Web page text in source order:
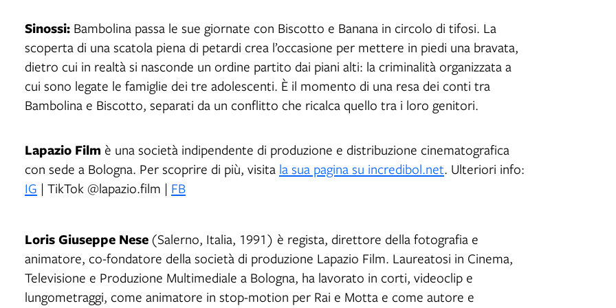
Sinossi: Bambolina passa le sue giornate con Biscotto e Banana in circolo di tifosi. La
scoperta di una scatola piena di petardi crea l’occasione per mettere in piedi una bravata,
dietro cui in realtà si nasconde un ordine partito dai piani alti: la criminalità organizzata a
cui sono legate le famiglie dei tre adolescenti. È il momento di una resa dei conti tra
Bambolina e Biscotto, separati da un conflitto che ricalca quello tra i loro genitori.
Lapazio Film è una società indipendente di produzione e distribuzione cinematografica
con sede a Bologna. Per scoprire di più, visita la sua pagina su incredibol.net. Ulteriori info:
IG | TikTok @lapazio.film | FB
Loris Giuseppe Nese (Salerno, Italia, 1991) è regista, direttore della fotografia e
animatore, co-fondatore della società di produzione Lapazio Film. Laureatosi in Cinema,
Televisione e Produzione Multimediale a Bologna, ha lavorato in corti, videoclip e
lungometraggi, come animatore in stop-motion per Rai e Motta e come autore e